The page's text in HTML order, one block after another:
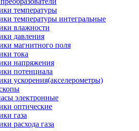
температуры
температуры интегральные
влажности
давления
магнитного поля
тока
напряжения
потенциала
ускорения(акселерометры)
электронные
оптические
газа
расхода газа